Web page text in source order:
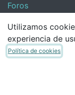
Foros
Contacte
Contáctenos
Noticias
Utilizamos
experiencia de
Política de cookies